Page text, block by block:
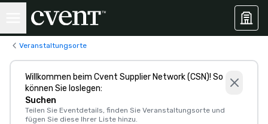
Veranstaltungsorte
Willkommen beim Cvent Supplier Network (CSN)! So
können Sie loslegen:
Suchen
Teilen Sie Eventdetails, finden Sie Veranstaltungsorte und
fügen Sie diese Ihrer Liste hinzu.